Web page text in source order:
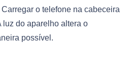
o telefone na cabeceira
luz do aparelho altera o
possível.